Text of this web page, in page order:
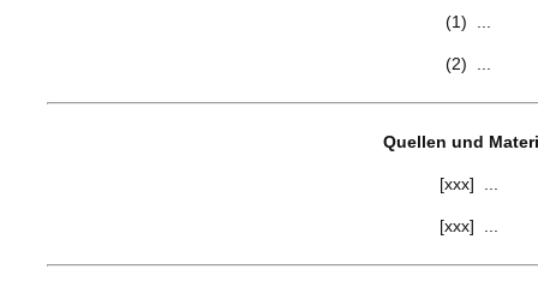
(1) ...
(2) ...
Quellen und
[xxx] ...
[xxx] ...